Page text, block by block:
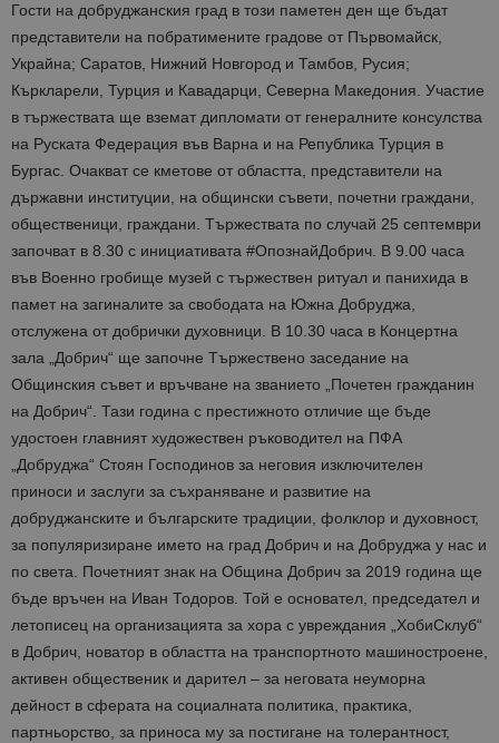
Гости на добруджанския град в този паметен ден ще бъдат
представители на побратимените градове от Първомайск,
Украйна; Саратов, Нижний Новгород и Тамбов, Русия;
Къркларели, Турция и Кавадарци, Северна Македония. Участие
в тържествата ще вземат дипломати от генералните консулства
на Руската Федерация във Варна и на Република Турция в
Бургас. Очакват се кметове от областта, представители на
държавни институции, на общински съвети, почетни граждани,
общественици, граждани. Тържествата по случай 25 септември
започват в 8.30 с инициативата #ОпознайДобрич. В 9.00 часа
във Военно гробище музей с тържествен ритуал и панихида в
памет на загиналите за свободата на Южна Добруджа,
отслужена от добрички духовници. В 10.30 часа в Концертна
зала „Добрич“ ще започне Тържествено заседание на
Общинския съвет и връчване на званието „Почетен гражданин
на Добрич“. Тази година с престижното отличие ще бъде
удостоен главният художествен ръководител на ПФА
„Добруджа“ Стоян Господинов за неговия изключителен
приноси и заслуги за съхраняване и развитие на
добруджанските и българските традиции, фолклор и духовност,
за популяризиране името на град Добрич и на Добруджа у нас и
по света. Почетният знак на Община Добрич за 2019 година ще
бъде връчен на Иван Тодоров. Той е основател, председател и
летописец на организацията за хора с увреждания „ХобиСклуб“
в Добрич, новатор в областта на транспортното машиностроене,
активен общественик и дарител – за неговата неуморна
дейност в сферата на социалната политика, практика,
партньорство, за приноса му за постигане на толерантност,